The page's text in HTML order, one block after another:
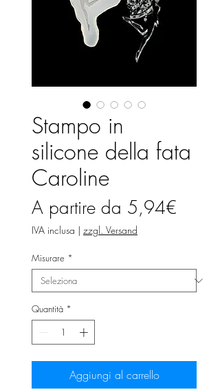
Stampo in
silicone della fata
Caroline
A partire da 5,94€
IVA inclusa | zzgl. Versand
Misurare *
Quantità *
Aggiungi al carrello